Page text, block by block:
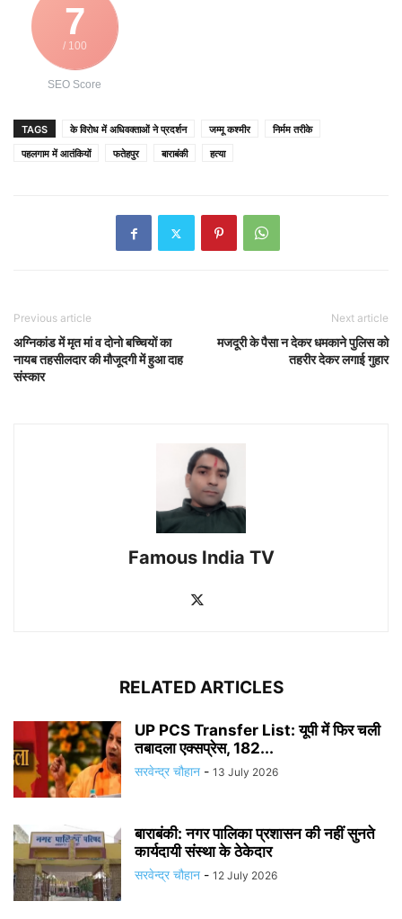
7
/ 100
SEO Score
TAGS के विरोध में अधिवक्ताओं ने प्रदर्शन जम्मू कश्मीर
निर्मम तरीके
पहलगाम में आतंकियों
फतेहपुर बाराबंकी हत्या
Previous article
अग्निकांड में मृत मां व दोनो बच्चियों का
नायब तहसीलदार की मौजूदगी में हुआ दाह
संस्कार
Next article
मजदूरी के पैसा न देकर धमकाने पुलिस को
तहरीर देकर लगाई गुहार
Famous India TV
RELATED ARTICLES
UP PCS Transfer List: यूपी में फिर चली
तबादला एक्सप्रेस, 182...
सरवेन्द्र चौहान - 13 July 2026
बाराबंकी: नगर पालिका प्रशासन की नहीं सुनते
कार्यदायी संस्था के ठेकेदार
सरवेन्द्र चौहान - 12 July 2026